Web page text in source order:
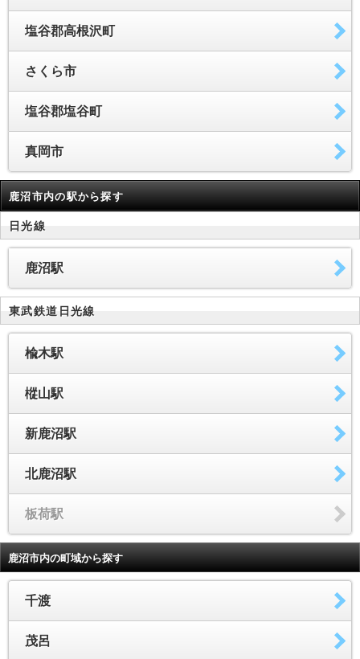
塩谷郡高根沢町
さくら市
塩谷郡塩谷町
真岡市
鹿沼市内の駅から探す
日光線
鹿沼駅
東武鉄道日光線
楡木駅
樅山駅
新鹿沼駅
北鹿沼駅
板荷駅
鹿沼市内の町域から探す
千渡
茂呂